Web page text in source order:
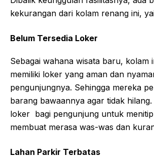
kekurangan dari kolam renang ini,
Belum Tersedia Loker
Sebagai wahana wisata baru, kolam
memiliki loker yang aman dan
pengunjungnya. Sehingga mereka
barang bawaannya agar tidak
loker bagi pengunjung untuk
membuat merasa was-was dan
Lahan Parkir Terbatas